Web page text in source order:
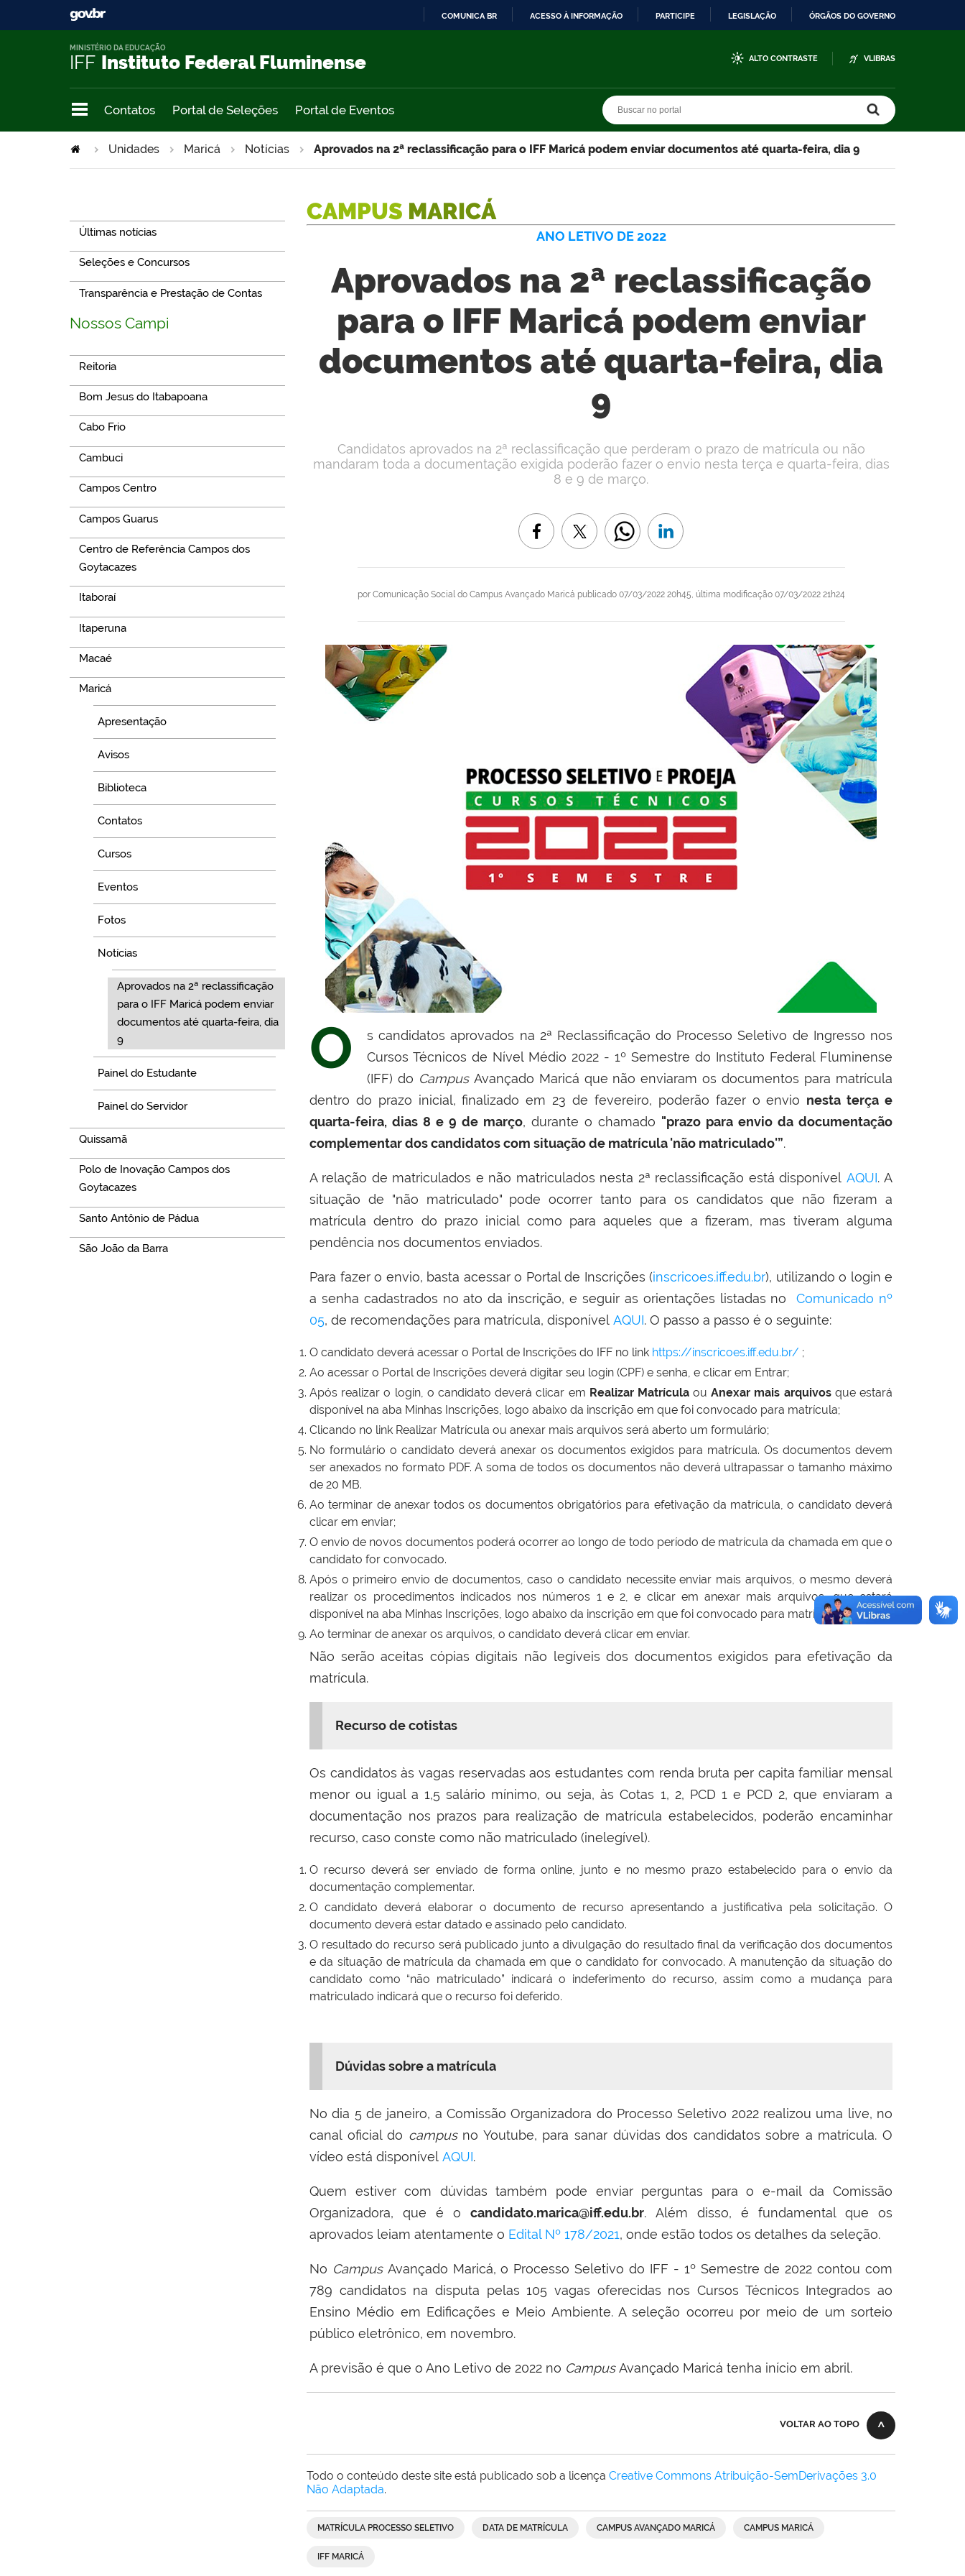
COMUNICA BR ACESSO À INFORMAÇÃO PARTICIPE LEGISLAÇÃO ÓRGÃOS DO GOVERNO
IFF Instituto Federal Fluminense
MINISTÉRIO DA EDUCAÇÃO
ALTO CONTRASTE VLIBRAS
Contatos Portal de Seleções Portal de Eventos
Unidades Maricá Notícias Aprovados na 2ª reclassificação para o IFF Maricá podem enviar documentos até quarta-feira, dia 9
Últimas notícias
Seleções e Concursos
Transparência e Prestação de Contas
Nossos Campi
Reitoria
Bom Jesus do Itabapoana
Cabo Frio
Cambuci
Campos Centro
Campos Guarus
Centro de Referência Campos dos
Goytacazes
Itaboraí
Itaperuna
Macaé
Maricá
Apresentação
Avisos
Biblioteca
Contatos
Cursos
Eventos
Fotos
Notícias
Aprovados na 2ª reclassificação
para o IFF Maricá podem enviar
documentos até quarta-feira, dia
9
Painel do Estudante
Painel do Servidor
Quissamã
Polo de Inovação Campos dos
Goytacazes
Santo Antônio de Pádua
São João da Barra
CAMPUS MARICÁ
ANO LETIVO DE 2022
Aprovados na 2ª reclassificação
para o IFF Maricá podem enviar
documentos até quarta-feira, dia
9
por Comunicação Social do Campus Avançado Maricá publicado07/03/2022 20h45, última modificação07/03/2022 21h24
Candidatos aprovados na 2ª reclassificação que perderam o prazo de matrícula ou não
mandaram toda a documentação exigida poderão fazer o envio nesta terça e quarta-feira, dias
8 e 9 de março.
O
s candidatos aprovados na 2ª Reclassificação do Processo Seletivo de Ingresso nos
Cursos Técnicos de Nível Médio 2022 - 1º Semestre do Instituto Federal Fluminense
(IFF) do CampusAvançado Maricá que não enviaram os documentos para matrícula
dentro do prazo inicial, finalizado em 23 de fevereiro, poderão fazer o envio nesta terça e
quarta-feira, dias 8 e 9 de março, durante o chamado "prazo para envio da documentação
complementar dos candidatos com situação de matrícula 'não matriculado'”.
A relação de matriculados e não matriculados nesta 2ª reclassificação está disponível AQUI. A
situação de "não matriculado" pode ocorrer tanto para os candidatos que não fizeram a
matrícula dentro do prazo inicial como para aqueles que a fizeram, mas tiveram alguma
pendência nos documentos enviados.
Para fazer o envio, basta acessar o Portal de Inscrições (inscricoes.iff.edu.br), utilizando o login e
a senha cadastrados no ato da inscrição, e seguir as orientações listadas noComunicado nº
05, de recomendações para matrícula, disponível AQUI. O passo a passo é o seguinte:
O candidato deverá acessar o Portal de Inscrições do IFF no link https://inscricoes.iff.edu.br/ ;
Ao acessar o Portal de Inscrições deverá digitar seu login (CPF) e senha, e clicar em Entrar;
Após realizar o login, o candidato deverá clicar em Realizar MatrículaouAnexar mais arquivosque estará
disponível na aba Minhas Inscrições, logo abaixo da inscrição em que foi convocado para matrícula;
Clicando no link Realizar Matrícula ou anexar mais arquivos será aberto um formulário;
No formulário o candidato deverá anexar os documentos exigidos para matrícula. Os documentos devem
ser anexados no formato PDF. A soma de todos os documentos não deverá ultrapassar o tamanho máximo
de 20 MB.
Ao terminar de anexar todos os documentos obrigatórios para efetivação da matrícula, o candidato deverá
clicar em enviar;
O envio de novos documentos poderá ocorrer ao longo de todo período de matrícula da chamada em que o
candidato for convocado.
Após o primeiro envio de documentos, caso o candidato necessite enviar mais arquivos, o mesmo deverá
realizar os procedimentos indicados nos números 1 e 2, e clicar em anexar mais arquivos, que estará
disponível na aba Minhas Inscrições, logo abaixo da inscrição em que foi convocado para matrícula;
Ao terminar de anexar os arquivos, o candidato deverá clicar em enviar.
Não serão aceitas cópias digitais não legíveis dos documentos exigidos para efetivação da
matrícula.
Recurso de cotistas
Os candidatos às vagas reservadas aos estudantes com renda bruta per capita familiar mensal
menor ou igual a 1,5 salário mínimo, ou seja, às Cotas 1, 2, PCD 1 e PCD 2, que enviaram a
documentação nos prazos para realização de matrícula estabelecidos, poderão encaminhar
recurso, caso conste como não matriculado (inelegível).
O recurso deverá ser enviado de forma online, junto e no mesmo prazo estabelecido para o envio da
documentação complementar.
O candidato deverá elaborar o documento de recurso apresentando a justificativa pela solicitação. O
documento deverá estar datado e assinado pelo candidato.
O resultado do recurso será publicado junto a divulgação do resultado final da verificação dos documentos
e da situação de matrícula da chamada em que o candidato for convocado. A manutenção da situação do
candidato como “não matriculado” indicará o indeferimento do recurso, assim como a mudança para
matriculado indicará que o recurso foi deferido.
Dúvidas sobre a matrícula
No dia 5 de janeiro, a Comissão Organizadora do Processo Seletivo 2022 realizou uma live, no
canal oficial do campusno Youtube, para sanar dúvidas dos candidatos sobre a matrícula. O
vídeo está disponível AQUI.
Quem estiver com dúvidas também pode enviar perguntas para o e-mail da Comissão
Organizadora, que é ocandidato.marica@iff.edu.br. Além disso, é fundamental que os
aprovados leiam atentamente o Edital Nº 178/2021, onde estão todos os detalhes da seleção.
No CampusAvançado Maricá, o Processo Seletivo do IFF - 1º Semestre de 2022 contou com
789 candidatos na disputa pelas 105 vagas oferecidas nos Cursos Técnicos Integrados ao
Ensino Médio em Edificações e Meio Ambiente. A seleção ocorreu por meio de um sorteio
público eletrônico, em novembro.
A previsão é que o Ano Letivo de 2022 no CampusAvançado Maricá tenha início em abril.
VOLTAR AO TOPO
Todo o conteúdo deste site está publicado sob a licença Creative Commons Atribuição-SemDerivações 3.0
Não Adaptada.
MATRÍCULA PROCESSO SELETIVO DATA DE MATRÍCULA CAMPUS AVANÇADO MARICÁ CAMPUS MARICÁ
IFF MARICÁ